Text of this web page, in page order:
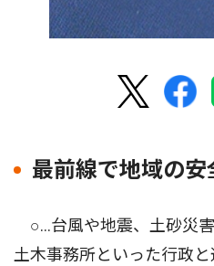
最前線で地域の安
○…台風や地震、土砂災
土木事務所といった行政